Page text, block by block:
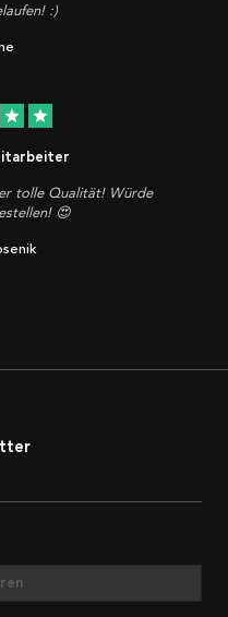
:)
star star
tolle Qualität! Würde
😍